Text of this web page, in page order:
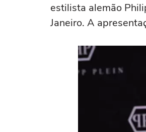
estilista alemão
Janeiro. A